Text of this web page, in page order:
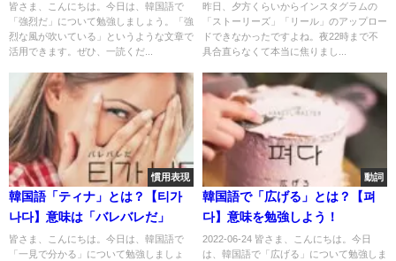
皆さま、こんにちは。今日は、韓国語で
「強烈だ」について勉強しましょう。「強
烈な風が吹いている」というような文章で
活用できます。ぜひ、一読くだ...
昨日、夕方くらいからインスタグラムの
「ストーリーズ」「リール」のアップロー
ドできなかったですよね。夜22時まで不
具合直らなくて本当に焦りまし...
慣用表現
韓国語「ティナ」とは？【티가
나다】意味は「バレバレだ」
皆さま、こんにちは。今日は、韓国語で
「一見で分かる」について勉強しましょ
動詞
韓国語で「広げる」とは？【펴
다】意味を勉強しよう！
2022-06-24 皆さま、こんにちは。今日
は、韓国語で「広げる」について勉強しま